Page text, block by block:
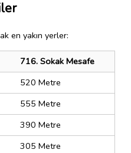
en yakın yerler:
716. Sokak Mesafe
520 Metre
555 Metre
390 Metre
305 Metre